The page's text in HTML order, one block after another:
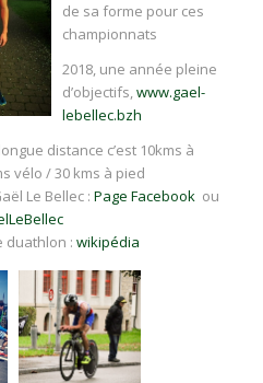
de sa forme pour ces
championnats
2018, une année pleine
d’objectifs,www.gael-
lebellec.bzh
distance c’est 10kms à
vélo / 30 kms à pied
Le Bellec : Page Facebookou
duathlon : wikipédia